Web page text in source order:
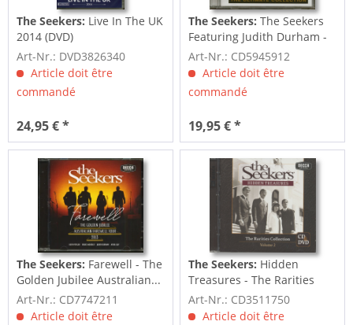
The Seekers: Live In The UK
2014 (DVD)
Art-Nr.: DVD3826340
Article doit être
commandé
24,95 € *
The Seekers:The Seekers
Featuring Judith Durham -
The...
Art-Nr.: CD5945912
Article doit être
commandé
19,95 € *
The Seekers: Farewell - The
Golden Jubilee Australian...
Art-Nr.: CD7747211
Article doit être
The Seekers: Hidden
Treasures - The Rarities
Collection...
Art-Nr.: CD3511750
Article doit être